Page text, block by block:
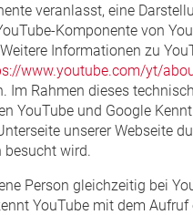
veranlasst, eine
Komponente von
Informationen zu
www.youtube.com/yt/
Im Rahmen dieses
YouTube und Google
unserer Webseite
besucht wird.
Person gleichzeitig bei
YouTube mit dem Aufruf